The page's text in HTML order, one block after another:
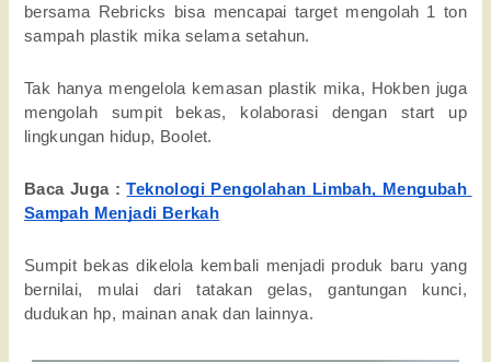
bersama Rebricks bisa mencapai target mengolah 1 ton
sampah plastik mika selama setahun.
Tak hanya mengelola kemasan plastik mika, Hokben juga
mengolah sumpit bekas, kolaborasi dengan start up
lingkungan hidup, Boolet.
Baca Juga : Teknologi Pengolahan Limbah, Mengubah
Sampah Menjadi Berkah
Sumpit bekas dikelola kembali menjadi produk baru yang
bernilai, mulai dari tatakan gelas, gantungan kunci,
dudukan hp, mainan anak dan lainnya.